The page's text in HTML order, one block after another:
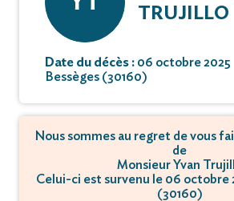
TRUJILLO
Date du décès : 06 octobre 2025
Bessèges (30160)
Nous sommes au regret de vous
de
Monsieur Yvan
Celui-ci est survenu le 06 octobre
(30160)